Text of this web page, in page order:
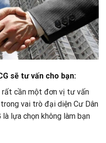
sẽ tư vấn cho bạn:
rất cần một đơn vị tư vấn
vai trò đại diện Cư Dân
là lựa chọn không làm bạn